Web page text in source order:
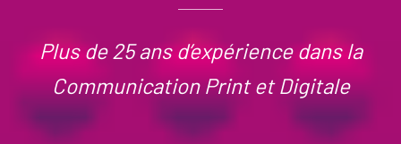
Plus de 25 ans d’expérience dans la
Communication Print et Digitale